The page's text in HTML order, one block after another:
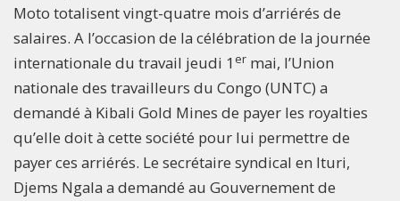
Moto totalisent vingt-quatre mois d’arriérés de
salaires. A l’occasion de la célébration de la journée
internationale du travail jeudi 1 er mai, l’Union
nationale des travailleurs du Congo (UNTC) a
demandé à Kibali Gold Mines de payer les royalties
qu’elle doit à cette société pour lui permettre de
payer ces arriérés. Le secrétaire syndical en Ituri,
Djems Ngala a demandé au Gouvernement de